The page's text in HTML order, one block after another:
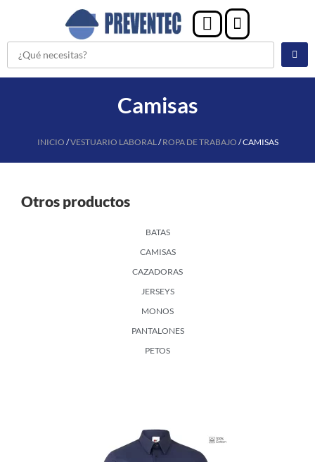
Camisas
INICIO /VESTUARIO LABORAL /ROPA DE TRABAJO / CAMISAS
Otros productos
BATAS
CAMISAS
CAZADORAS
JERSEYS
MONOS
PANTALONES
PETOS